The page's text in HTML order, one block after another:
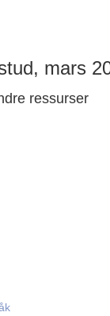
mars
ressurser